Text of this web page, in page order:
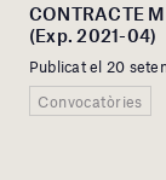
CONTRACTE
(Exp. 2021-04)
Publicat el 20
Convocatòries